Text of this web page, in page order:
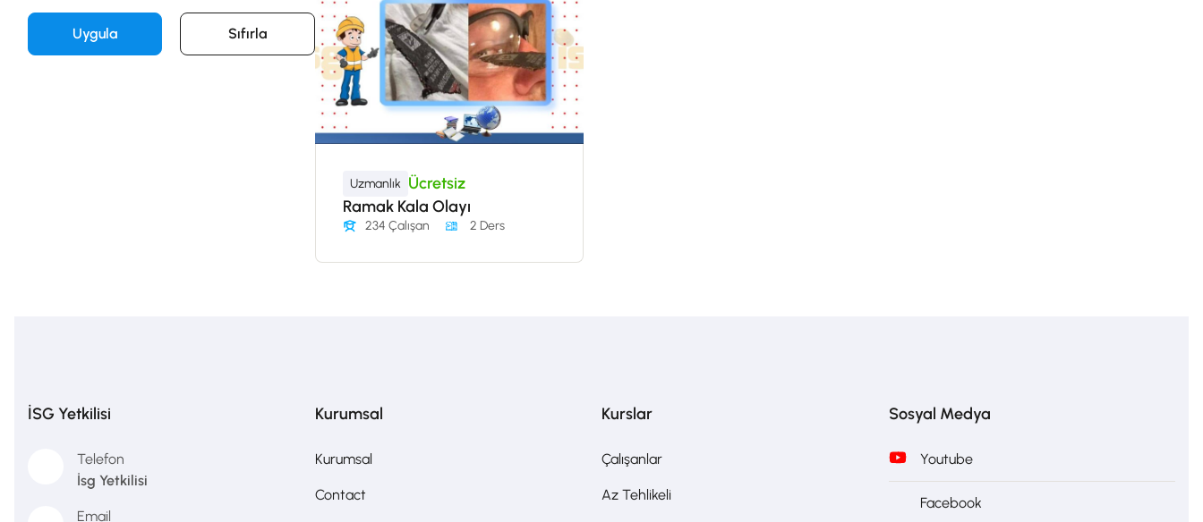
Uygula Sıfırla
Uzmanlık Ücretsiz
Ramak Kala Olayı
234 Çalışan 2 Ders
İSG Yetkilisi
Telefon
İsg Yetkilisi
Email
Kurumsal
Kurumsal
Contact
Kurslar
Çalışanlar
Az Tehlikeli
Sosyal Medya
Youtube
Facebook